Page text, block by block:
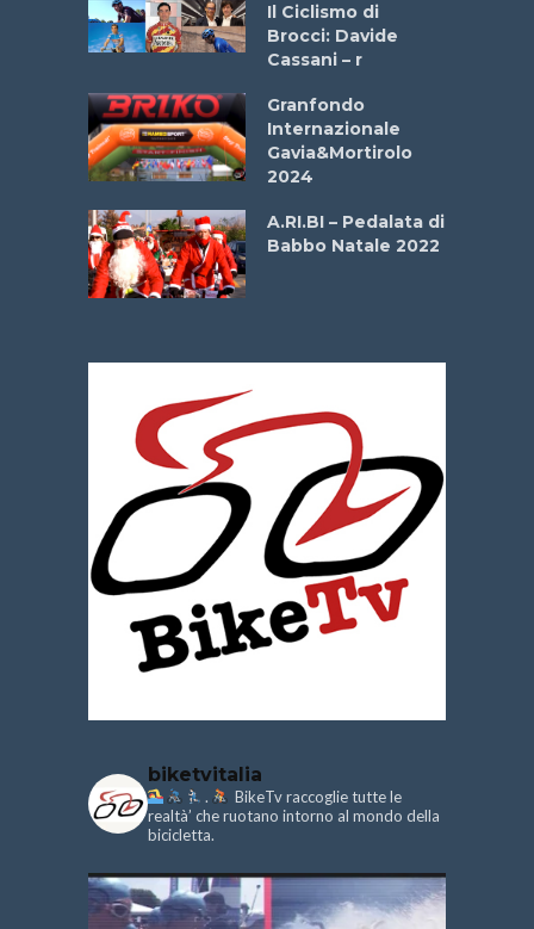
Il Ciclismo di
Brocci: Davide
Cassani – r
Granfondo
Internazionale
Gavia&Mortirolo
2024
A.RI.BI – Pedalata di
Babbo Natale 2022
biketvitalia
.
BikeTv raccoglie tutte le
realtà’ che ruotano intorno al mondo della
bicicletta.